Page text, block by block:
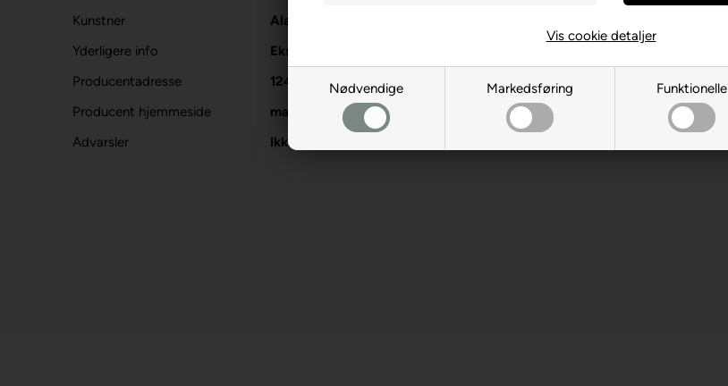
Nødvendige Markedsføring Funktionelle
Vis cookie detaljer
Kunstner
Alan Giana
Yderligere info
Ekstra store brikker
Producentadresse
12475 N Rancho Vistoso, Oro Valley, 85755, USA
Producent hjemmeside
masterpiecesinc.com
Advarsler
Ikke til børn under 3 år. Indeholder små dele.